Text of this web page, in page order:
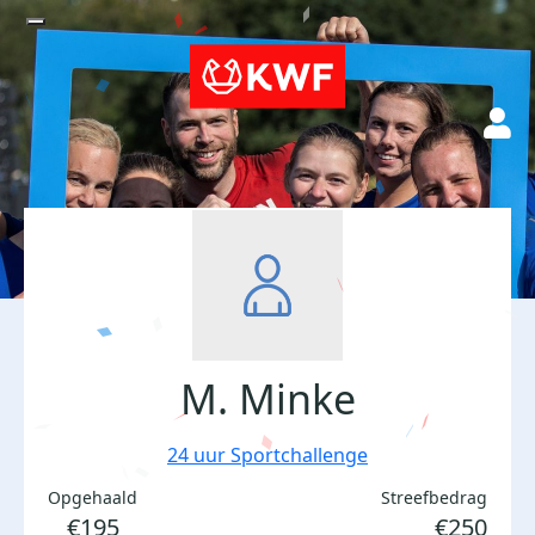
M. Minke
24 uur Sportchallenge
Opgehaald
€195
Streefbedrag
€250